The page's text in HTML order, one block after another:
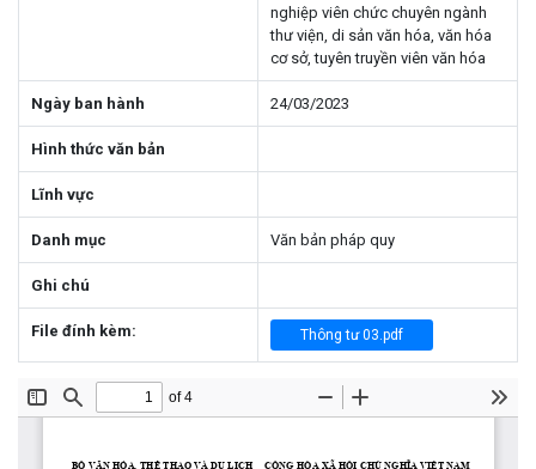
nghiệp viên chức chuyên ngành
thư viện, di sản văn hóa, văn hóa
cơ sở, tuyên truyền viên văn hóa
Ngày ban hành 24/03/2023
Hình thức văn bản
Lĩnh vực
Danh mục Văn bản pháp quy
Ghi chú
File đính kèm: Thông tư 03.pdf